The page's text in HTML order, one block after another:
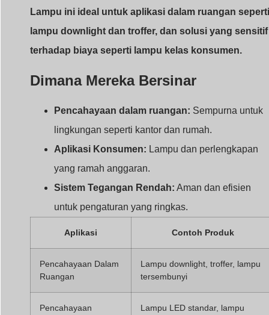
Lampu ini ideal untuk aplikasi dalam ruangan seperti
lampu downlight dan troffer, dan solusi yang sensitif
terhadap biaya seperti lampu kelas konsumen.
Dimana Mereka Bersinar
Pencahayaan dalam ruangan: Sempurna untuk
lingkungan seperti kantor dan rumah.
Aplikasi Konsumen: Lampu dan perlengkapan
yang ramah anggaran.
Sistem Tegangan Rendah: Aman dan efisien
untuk pengaturan yang ringkas.
Aplikasi Contoh Produk
Pencahayaan Dalam
Ruangan
Lampu downlight, troffer, lampu
tersembunyi
Pencahayaan
Lampu LED standar, lampu